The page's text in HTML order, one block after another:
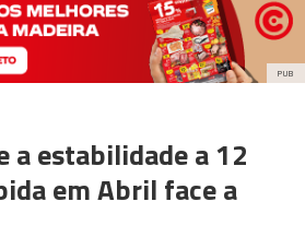
PUB
a estabilidade a 12
em Abril face a